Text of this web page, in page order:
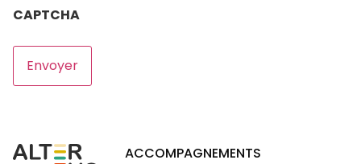
CAPTCHA
ACCOMPAGNEMENTS